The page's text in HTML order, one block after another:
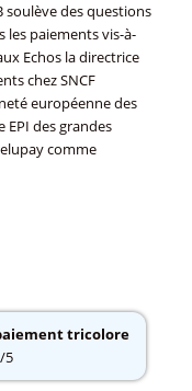
soulève des questions
les paiements vis-à-
Echos la directrice
chez SNCF
européenne des
EPI des grandes
comme
tricolore
5